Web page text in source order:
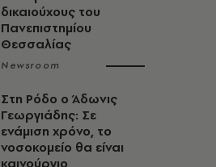
δικαιούχους του
Πανεπιστημίου
Θεσσαλίας
Newsroom
Στη Ρόδο ο Άδωνις
Γεωργιάδης: Σε
ενάμιση χρόνο, το
νοσοκομείο θα είναι
καινούργιο